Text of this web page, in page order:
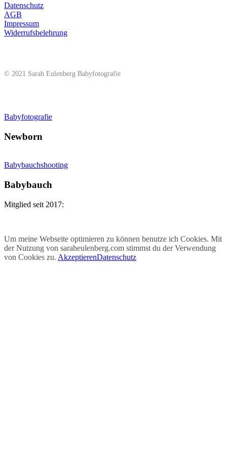
Datenschutz
AGB
Impressum
Widerrufsbelehrung
© 2021 Sarah Eulenberg Babyfotografie
Babyfotografie
Newborn
Babybauchshooting
Babybauch
Mitglied seit 2017:
Um meine Webseite optimieren zu können benutze ich Cookies. Mit
der Nutzung von saraheulenberg.com stimmst du der Verwendung
von Cookies zu. AkzeptierenDatenschutz